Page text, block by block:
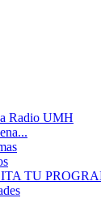
Radio UMH
TU